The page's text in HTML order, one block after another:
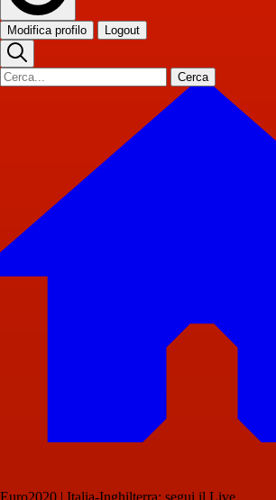
Modifica profilo Logout
Cerca